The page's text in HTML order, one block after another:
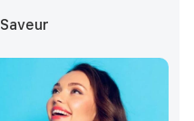
Saveur